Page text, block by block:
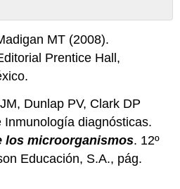
MT (2008).
Prentice Hall,
Dunlap PV, Clark DP
diagnósticas.
los microorganismos. 12º
Educación, S.A., pág.